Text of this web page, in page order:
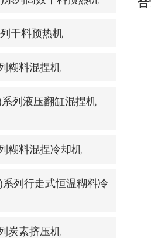
干料预热机
糊料混捏机
列液压翻缸混捏机
糊料混捏冷却机
列行走式恒温糊料冷
炭素挤压机